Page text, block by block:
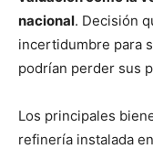
nacional. Decisión
incertidumbre para
podrían perder sus
Los principales
refinería instalada